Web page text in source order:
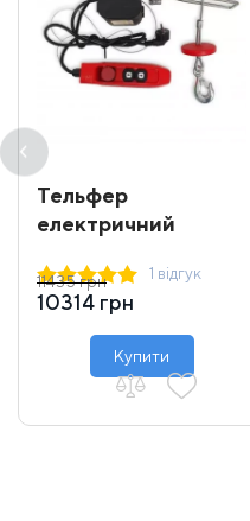
Тельфер
електричний
400/800
1 відгук
10314 грн
11435 грн
Купити